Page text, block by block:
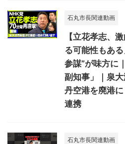
石丸市長関連動画
【立花孝志、
る可能性もあ
参謀”が味方に
副知事」｜泉
丹空港を廃港
連携
石丸市長関連動画